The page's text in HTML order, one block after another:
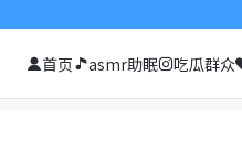
首页 asmr助眠 吃瓜群众